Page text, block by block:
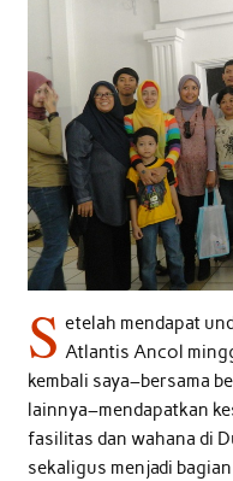
S etelah mendapat
Atlantis Ancol
kembali saya–bersama
lainnya–mendapatkan
fasilitas dan wahana di
sekaligus menjadi